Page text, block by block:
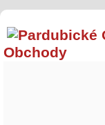
Obchody